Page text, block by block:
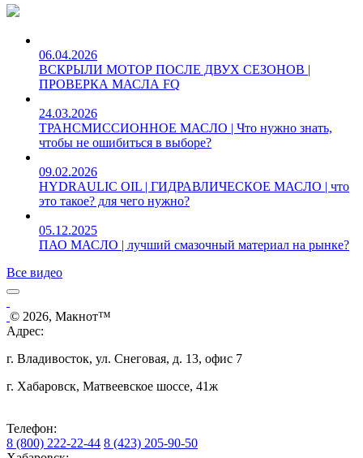
06.04.2026
ВСКРЫЛИ МОТОР ПОСЛЕ ДВУХ СЕЗОНОВ |
ПРОВЕРКА МАСЛА FQ
24.03.2026
ТРАНСМИССИОННОЕ МАСЛО | Что нужно знать,
чтобы не ошибиться в выборе?
09.02.2026
HYDRAULIC OIL | ГИДРАВЛИЧЕСКОЕ МАСЛО | что
это такое? для чего нужно?
05.12.2025
ПАО МАСЛО | лучший смазочный материал на рынке?
Все видео
© 2026, Макнот™
Адрес:
г. Владивосток, ул. Снеговая, д. 13, офис 7
г. Хабаровск, Матвеевское шоссе, 41ж
Телефон:
8 (800) 222-22-44 8 (423) 205-90-50